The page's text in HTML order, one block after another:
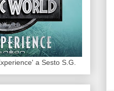
a Sesto S.G.